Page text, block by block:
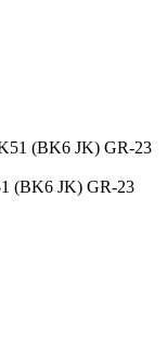
(BK6 JK) GR-23
(BK6 JK) GR-23